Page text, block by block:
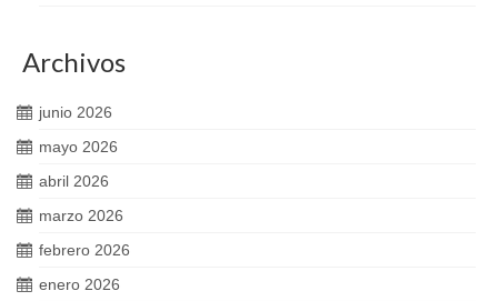
Archivos
junio 2026
mayo 2026
abril 2026
marzo 2026
febrero 2026
enero 2026